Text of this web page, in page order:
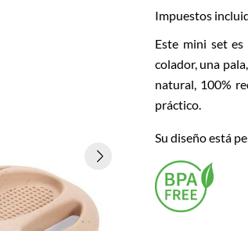
Impuestos
Este mini set
colador, una
natural, 100%
práctico.
Su diseño está